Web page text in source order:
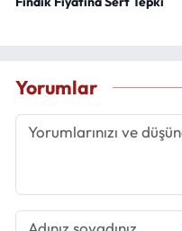
Yorumlar